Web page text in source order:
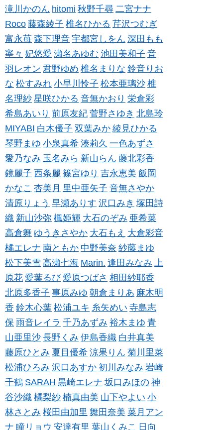
滝川かのん hitomi 秋野千尋 二宮ナナ
Roco 藤森綾子 椎名ひかる 芹沢つむぎ
富永苺 森下理音 宇都宮しをん 深田もも
寧々 妃悠愛 瀬名あゆむ 池田美和子 音
羽レオン 君野ゆめ 椎名まりな 鈴音りお
な 松すみれ 小早川怜子 松本亜璃沙 椎
名理紗 星咲ひかる 音無かおり 栄倉彩
希島あいり 前原友紀 菅野さゆき 北島玲
MIYABI 白木優子 双葉みか 綾見ひかる
琴野まゆ 小泉真希 湊莉久 一色あずさ
愛乃なみ 玉名みら 新山らん 藤北彩香
鏡麗子 西条麗 篠宮ゆり 吉永恵美 飯岡
かなこ 杏美月 里中亜矢子 音無さやか
清原りょう 早瀬ありす 沢口みき 塚田詩
織 新山沙弥 楓姫輝 大石のぞみ 亜希菜
高倉舞 ゆうきさやか 大石もえ 大倉彩音
橘エレナ 南ともか 中野美奈 紗藤まゆ
松下美雪 高瀬七海 Marin. 逢田みなみ 上
原花 愛葉るび 愛原つばさ 相田紗耶香
北原多香子 事原みゆ 朝倉まりあ 麻木明
香 鈴木心葉 松浦ユキ 糸矢めい 寺島志
保 雨音レイラ 千乃あずみ 裕木まゆ 青
山亜里沙 長野くみ 伊島香織 白井真美
藤原ひとみ 夏目優希 涼果りん 菊川里菜
松浦ひろみ 沢口あすか 初川みなみ 岩崎
千鶴 SARAH 黒崎エレナ 坂口みほの 神
谷沙織 橘梨紗 楠真由美 山下やよい 小
林さとみ 桜田由加里 舞田奈美 菜月アン
ナ 瞳リョウ 安達有里 葉山くみこ 日向